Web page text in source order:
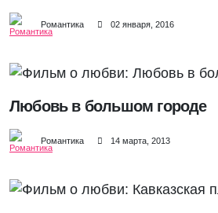
Романтика 02 января, 2016
Любовь в большом городе
Романтика 14 марта, 2013